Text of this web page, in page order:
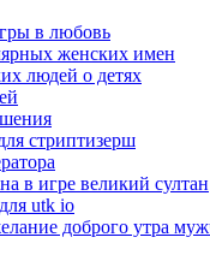
в любовь
женских имен
людей о детях
стриптизерш
в игре великий султан
utk io
доброго утра